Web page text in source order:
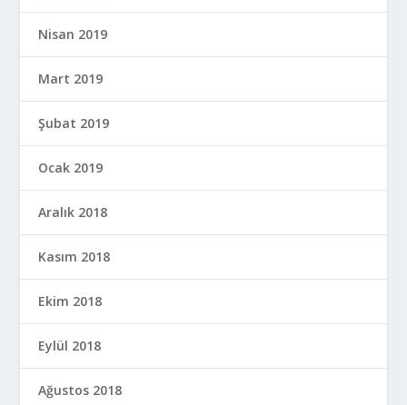
Nisan 2019
Mart 2019
Şubat 2019
Ocak 2019
Aralık 2018
Kasım 2018
Ekim 2018
Eylül 2018
Ağustos 2018